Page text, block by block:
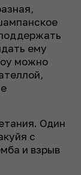
ему
можно
Один
с
и взрыв